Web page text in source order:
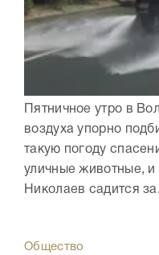
Пятничное утро в
воздуха упорно
такую погоду
уличные животные,
Николаев садится
Общество